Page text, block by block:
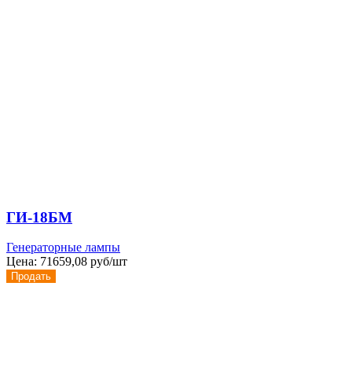
ГИ-18БМ
Генераторные лампы
Цена: 71659,08 руб/шт
Продать